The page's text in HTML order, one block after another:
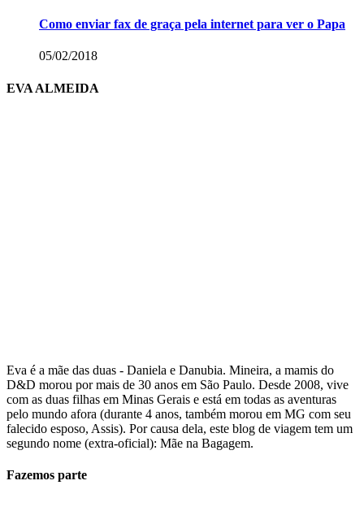
Como enviar fax de graça pela internet para ver o Papa
05/02/2018
EVA ALMEIDA
Eva é a mãe das duas - Daniela e Danubia. Mineira, a mamis do
D&D morou por mais de 30 anos em São Paulo. Desde 2008, vive
com as duas filhas em Minas Gerais e está em todas as aventuras
pelo mundo afora (durante 4 anos, também morou em MG com seu
falecido esposo, Assis). Por causa dela, este blog de viagem tem um
segundo nome (extra-oficial): Mãe na Bagagem.
Fazemos parte